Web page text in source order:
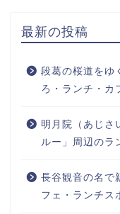
最新の投稿
段葛の桜道をゆ
ろ・ランチ・カ
明月院（あじ
ルー」周辺のラ
長谷観音の名で
フェ・ランチス